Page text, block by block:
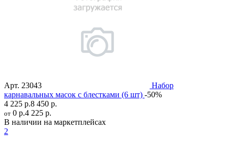
Арт. 23043
Набор
карнавальных масок с блестками (6 шт) -50%
4 225 р.8 450 р.
от 0 р.4 225 р.
В наличии на маркетплейсах
2